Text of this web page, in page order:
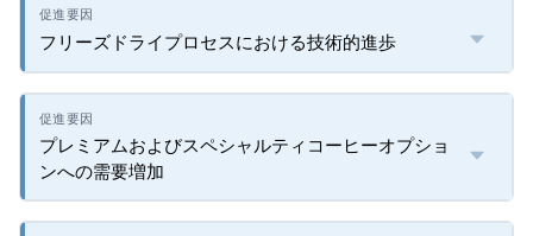
フリーズドライプロセスにおける技術的進歩
プレミアムおよびスペシャルティコーヒーオプショ
ンへの需要増加